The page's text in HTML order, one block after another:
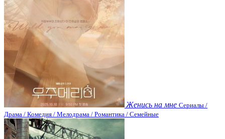
Женись на мне Сериалы /
Драма / Комедия / Мелодрама / Романтика / Семейные